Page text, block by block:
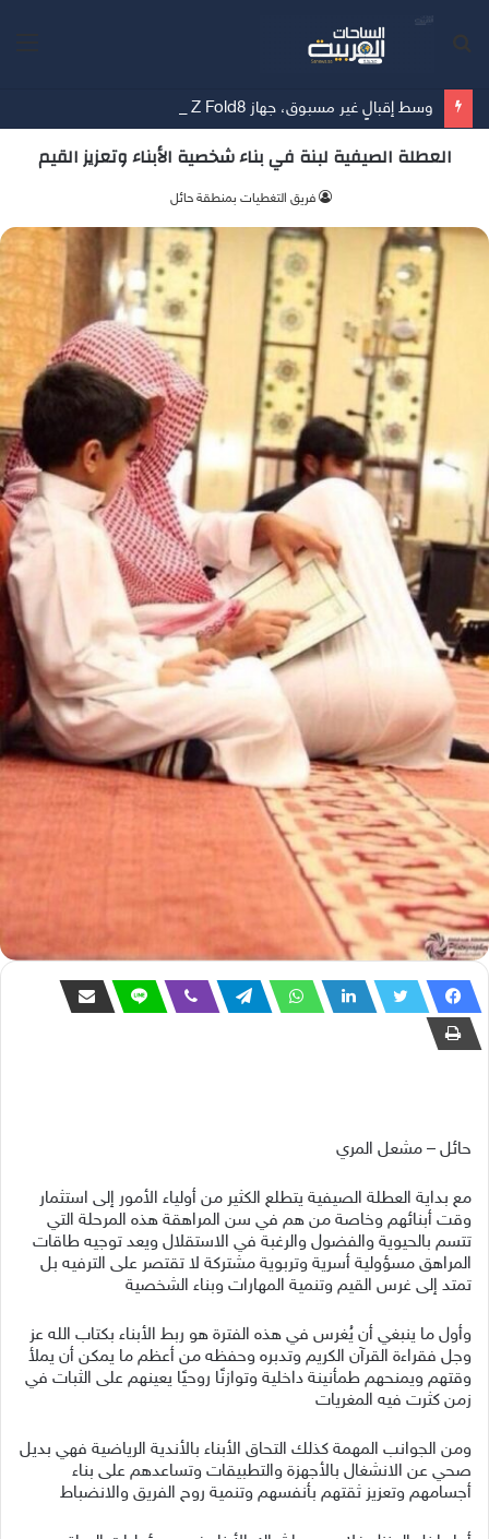
العطلة الصيفية لبنة في بناء شخصية الأبناء وتعزيز القيم
فريق التغطيات بمنطقة حائل
حائل – مشعل المري
مع بداية العطلة الصيفية يتطلع الكثير من أولياء الأمور إلى استثمار
وقت أبنائهم وخاصة من هم في سن المراهقة هذه المرحلة التي
تتسم بالحيوية والفضول والرغبة في الاستقلال ويعد توجيه طاقات
المراهق مسؤولية أسرية وتربوية مشتركة لا تقتصر على الترفيه بل
تمتد إلى غرس القيم وتنمية المهارات وبناء الشخصية
وأول ما ينبغي أن يُغرس في هذه الفترة هو ربط الأبناء بكتاب الله عز
وجل فقراءة القرآن الكريم وتدبره وحفظه من أعظم ما يمكن أن يملأ
وقتهم ويمنحهم طمأنينة داخلية وتوازنًا روحيًا يعينهم على الثبات في
زمن كثرت فيه المغريات
ومن الجوانب المهمة كذلك التحاق الأبناء بالأندية الرياضية فهي بديل
صحي عن الانشغال بالأجهزة والتطبيقات وتساعدهم على بناء
أجسامهم وتعزيز ثقتهم بأنفسهم وتنمية روح الفريق والانضباط